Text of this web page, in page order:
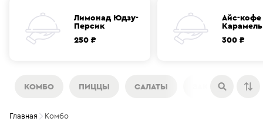
Лимонад Юдзу-
Персик
250 ₽
Айс-
Карамель
300 ₽
КОМБО ПИЦЦЫ САЛАТЫ ЗАКУСКИ
Главная Комбо